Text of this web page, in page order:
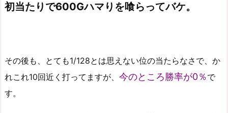
初当たりで600Gハマりを喰らってバケ。
その後も、とても1/128とは思えない位の当たらなさで、か
れこれ10回近く打ってますが、 今のところ勝率が0％で
す。